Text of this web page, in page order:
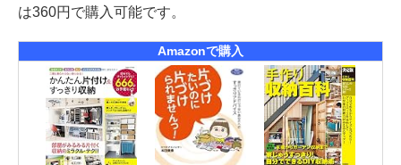
は360円で購入可能です。
Amazonで購入